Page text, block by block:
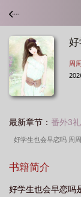
周
最新章节： 番外3
好学生也会早恋吗 周
也会早恋吗女生
好学生谈恋爱 好学
书籍简介
好学生也会早恋吗